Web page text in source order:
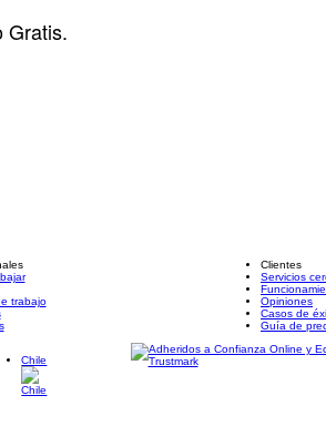
Gratis.
trabajo
Clientes
Servicios
Opiniones
Casos de
Guía de
Chile